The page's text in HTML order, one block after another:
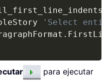
'Select
.
Copy
para ejecutar